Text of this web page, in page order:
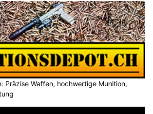
Präzise Waffen, hochwertige Munition,